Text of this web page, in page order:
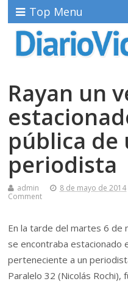
Top Menu
Rayan un
pública de
periodista
admin 8 de mayo de 2014
Comment
En la tarde del martes 6 de
se encontraba estacionado
perteneciente a un
Paralelo 32 (Nicolás